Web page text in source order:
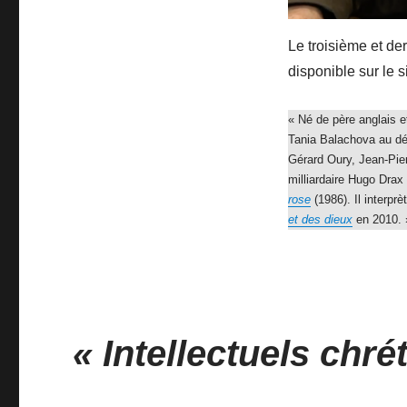
Le troisième et
disponible sur le
« Né de père anglais
Tania Balachova au
Gérard Oury, Jean-
milliardaire Hugo Drax
rose(1986). Il
et des dieuxen 2010.
« Intellectuels